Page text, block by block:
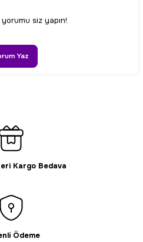
görüntülenemiyor.
siz yapın!
Yaz
Kargo Bedava
Ödeme